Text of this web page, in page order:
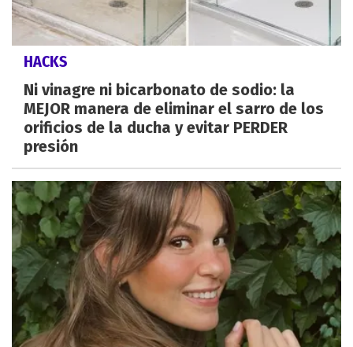
HACKS
Ni vinagre ni bicarbonato de sodio: la
MEJOR manera de eliminar el sarro de los
orificios de la ducha y evitar PERDER
presión